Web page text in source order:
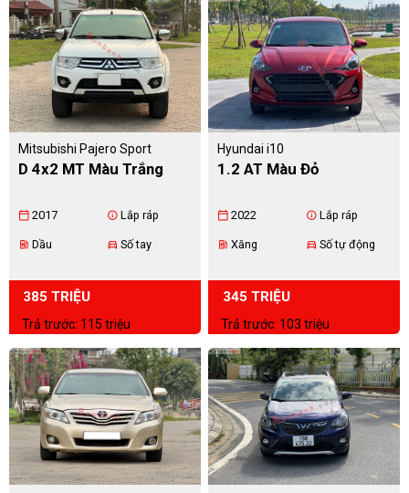
Mitsubishi Pajero Sport
D 4x2 MT Màu Trắng
calendar_today 2017 info Lắp ráp
ev_station Dầu directions_car Số tay
385 TRIỆU
Trả trước: 115 triệu
Hyundai i10
1.2 AT Màu Đỏ
calendar_today 2022 info Lắp ráp
ev_station Xăng directions_car Số tự động
345 TRIỆU
Trả trước: 103 triệu